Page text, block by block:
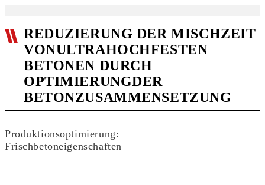
REDUZIERUNG DER MISCHZEIT
VONULTRAHOCHFESTEN
BETONEN DURCH
OPTIMIERUNGDER
BETONZUSAMMENSETZUNG
Produktionsoptimierung:
Frischbetoneigenschaften